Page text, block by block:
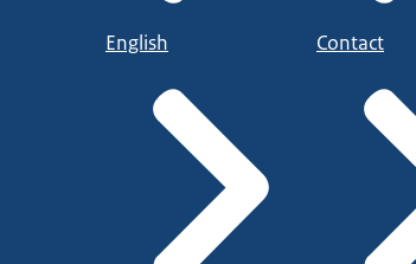
English Contact